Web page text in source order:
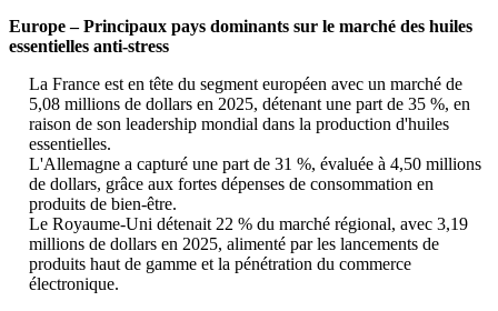
Europe – Principaux pays dominants sur le marché des huiles
essentielles anti-stress
La France est en tête du segment européen avec un marché de
5,08 millions de dollars en 2025, détenant une part de 35 %, en
raison de son leadership mondial dans la production d'huiles
essentielles.
L'Allemagne a capturé une part de 31 %, évaluée à 4,50 millions
de dollars, grâce aux fortes dépenses de consommation en
produits de bien-être.
Le Royaume-Uni détenait 22 % du marché régional, avec 3,19
millions de dollars en 2025, alimenté par les lancements de
produits haut de gamme et la pénétration du commerce
électronique.